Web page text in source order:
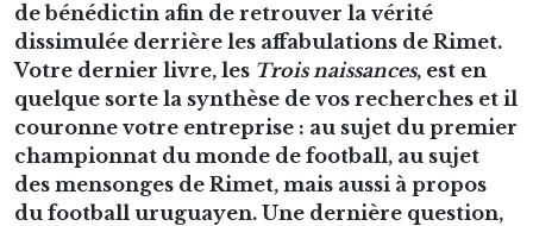
de bénédictin afin de retrouver la vérité
dissimulée derrière les affabulations de Rimet.
Votre dernier livre, les Trois naissances, est en
quelque sorte la synthèse de vos recherches et il
couronne votre entreprise : au sujet du premier
championnat du monde de football, au sujet
des mensonges de Rimet, mais aussi à propos
du football uruguayen. Une dernière question,